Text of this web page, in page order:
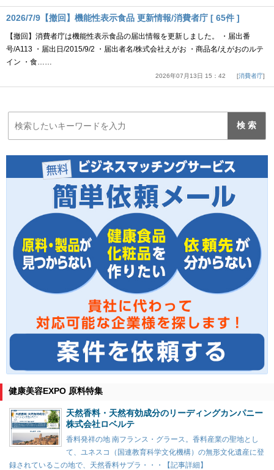
2026/7/9【撤回】機能性表示食品 更新情報/消費者庁 [ 65件 ]
【撤回】消費者庁は機能性表示食品の届出情報を更新しました。 ・届出番
号/A113 ・届出日/2015/9/2 ・届出者名/株式会社えがお ・商品名/えがおのルテ
イン ・食……
2026年07月13日 15：42 消費者庁
健康美容EXPO 原料特集
天然香料・天然有効成分のリーディングカンパニー
株式会社ロベルテ
香料発祥の地 南フランス・グラース。香料産業の聖地とし
て、ユネスコ（国連教育科学文化機構）の無形文化遺産に登
録されているこの地で、天然香料サプラ・・・【記事詳細】